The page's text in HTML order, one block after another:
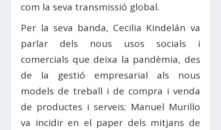
com la seva transmissió global.
Per la seva banda, Cecilia Kindelán va
parlar dels nous usos socials i
comercials que deixa la pandèmia, des
de la gestió empresarial als nous
models de treball i de compra i venda
de productes i serveis; Manuel Murillo
va incidir en el paper dels mitjans de